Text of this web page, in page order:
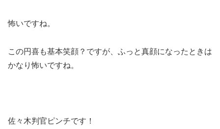
怖いですね。
この円喜も基本笑顔？ですが、ふっと真顔になったときは
かなり怖いですね。
佐々木判官ピンチです！